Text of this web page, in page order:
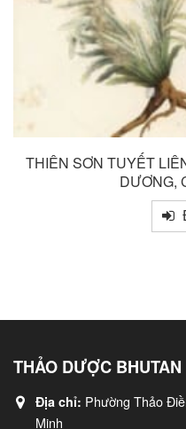
THIÊN SƠN TUYẾT
DƯƠNG,
THẢO DƯỢC BHUTAN
Địa chỉ: Phường Thảo
Minh